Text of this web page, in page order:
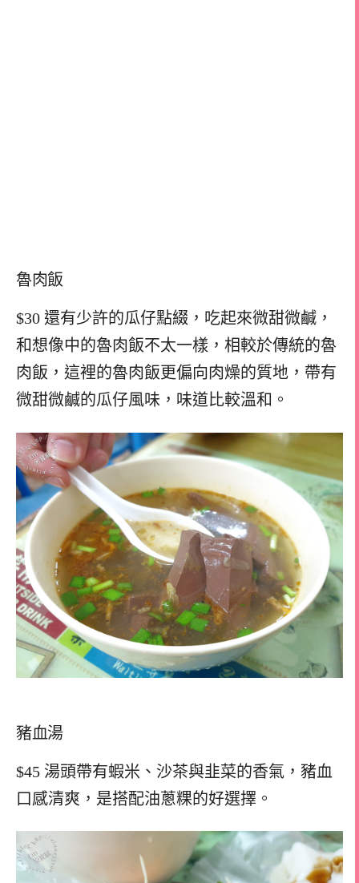
魯肉飯
$30 還有少許的瓜仔點綴，吃起來微甜微鹹，
和想像中的魯肉飯不太一樣，相較於傳統的魯
肉飯，這裡的魯肉飯更偏向肉燥的質地，帶有
微甜微鹹的瓜仔風味，味道比較溫和。
豬血湯
$45 湯頭帶有蝦米、沙茶與韭菜的香氣，豬血
口感清爽，是搭配油蔥粿的好選擇。